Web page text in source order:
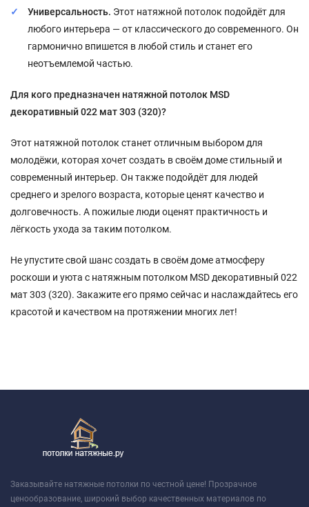
Универсальность. Этот натяжной потолок подойдёт для
любого интерьера — от классического до современного. Он
гармонично впишется в любой стиль и станет его
неотъемлемой частью.
Для кого предназначен натяжной потолок MSD
декоративный 022 мат 303 (320)?
Этот натяжной потолок станет отличным выбором для
молодёжи, которая хочет создать в своём доме стильный и
современный интерьер. Он также подойдёт для людей
среднего и зрелого возраста, которые ценят качество и
долговечность. А пожилые люди оценят практичность и
лёгкость ухода за таким потолком.
Не упустите свой шанс создать в своём доме атмосферу
роскоши и уюта с натяжным потолком MSD декоративный 022
мат 303 (320). Закажите его прямо сейчас и наслаждайтесь его
красотой и качеством на протяжении многих лет!
Заказывайте натяжные потолки по честной цене! Прозрачное
ценообразование, широкий выбор качественных материалов по